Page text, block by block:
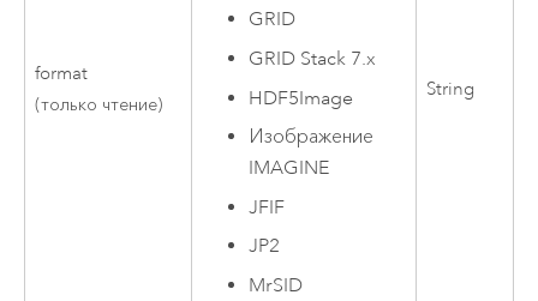
format
(только чтение)
GRID
GRID Stack 7.x
HDF5Image
Изображение
IMAGINE
JFIF
JP2
MrSID
String